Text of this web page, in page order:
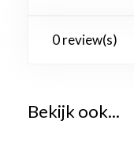
0 review(s)
Bekijk ook...